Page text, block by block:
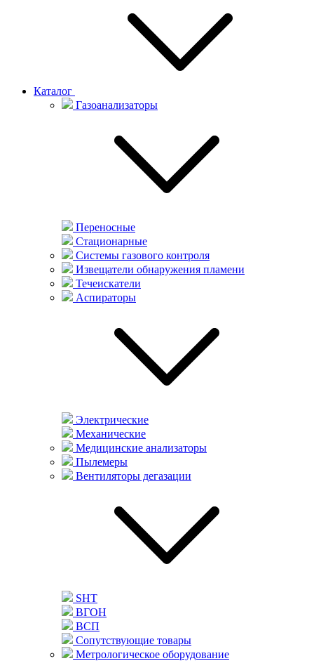
Каталог
Газоанализаторы
Переносные
Стационарные
Системы газового контроля
Извещатели обнаружения пламени
Течеискатели
Аспираторы
Электрические
Механические
Медицинские анализаторы
Пылемеры
Вентиляторы дегазации
SHT
ВГОН
ВСП
Сопутствующие товары
Метрологическое оборудование